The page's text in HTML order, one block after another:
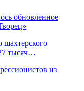
обновленное
тысяч…
из